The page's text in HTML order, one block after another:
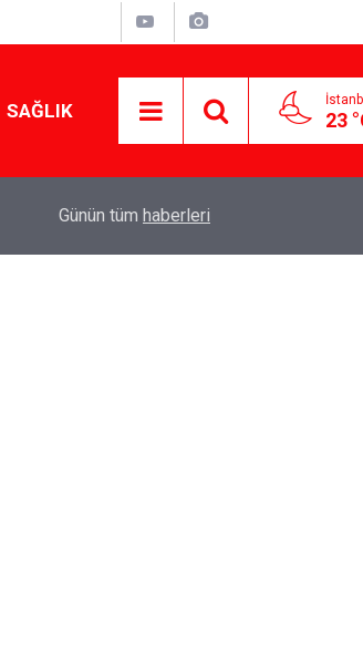
SAĞLIK 23
yapmanın sırrı
Günün tüm haberleri